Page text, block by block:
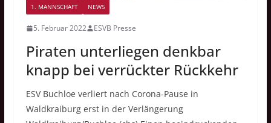
1. MANNSCHAFT NEWS
5. Februar 2022 ESVB Presse
Piraten unterliegen denkbar
knapp bei verrückter Rückkehr
ESV Buchloe verliert nach Corona-Pause in
Waldkraiburg erst in der Verlängerung